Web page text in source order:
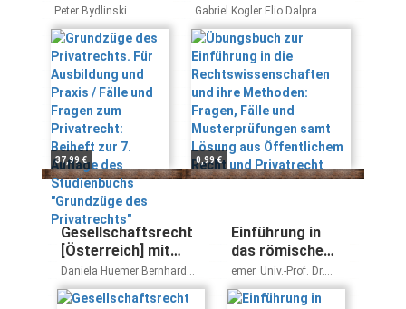
Für Ausbildung
und Praxis /
Fälle und Fragen
zum Privatrecht:
Beiheft zur 7.
Auflage des
Studienbuchs
"Grundzüge des
Privatrechts"
Peter Bydlinski
37,99 €
Rechtswissenschaften
und ihre Methoden:
Fragen, Fälle und
Musterprüfungen
samt Lösung aus
Öffentlichem Recht
und Privatrecht
Gabriel Kogler Elio Dalpra
0,99 €
Gesellschaftsrecht
[Österreich] mit
Poster
Rechtsformvergleich
Daniela Huemer Bernhard
Rieder
Einführung in
das römische
Recht (Böhlau
Studienbücher)
emer. Univ.-Prof. Dr.
Peter Apathy, emer.
Univ.-Prof. DDr. Georg